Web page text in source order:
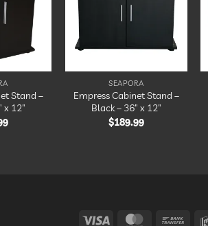
liste
d’envies
Stand –
x 12″
d’envies
SEAPORA
Empress Cabinet Stand –
Black – 36″ x 12″
$189.99
Visa MasterCardBank